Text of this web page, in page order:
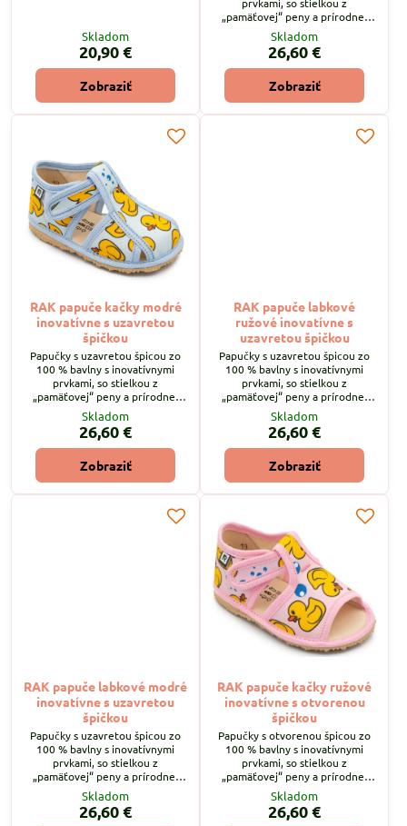
Skladom
20,90 €
Zobraziť
„pamäťovej“ peny a prírodnej
podšívkovej ECO kože
(chromfree), so zapínaním na
"suchý zips ".
Skladom
26,60 €
Zobraziť
RAK papuče kačky modré
inovatívne s uzavretou
špičkou
Papučky s uzavretou špicou zo
100 % bavlny s inovatívnymi
prvkami, so stielkou z
„pamäťovej“ peny a prírodnej
podšívkovej ECO kože
(chromfree), so zapínaním na
"suchý zips ".
Skladom
26,60 €
Zobraziť
RAK papuče labkové
ružové inovatívne s
uzavretou špičkou
Papučky s uzavretou špicou zo
100 % bavlny s inovatívnymi
prvkami, so stielkou z
„pamäťovej“ peny a prírodnej
podšívkovej ECO kože
(chromfree), so zapínaním na
"suchý zips ".
Skladom
26,60 €
Zobraziť
RAK papuče labkové modré
inovatívne s uzavretou
špičkou
Papučky s uzavretou špicou zo
100 % bavlny s inovatívnymi
prvkami, so stielkou z
„pamäťovej“ peny a prírodnej
podšívkovej ECO kože
(chromfree), so zapínaním na
"suchý zips ".
Skladom
26,60 €
RAK papuče kačky ružové
inovatívne s otvorenou
špičkou
Papučky s otvorenou špicou zo
100 % bavlny s inovatívnymi
prvkami, so stielkou z
„pamäťovej“ peny a prírodnej
podšívkovej ECO kože
(chromfree), so zapínaním na
"suchý zips ".
Skladom
26,60 €